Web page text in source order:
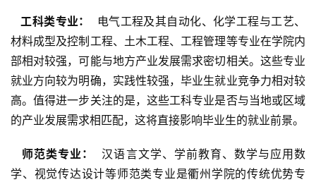
  工科类专业：
电气工程及其自动化、化学工程与工艺、
材料成型及控制工程、土木工程、工程管理等专业在学院内
部相对较强，可能与地方产业发展需求密切相关。这些专业
就业方向较为明确，实践性较强，毕业生就业竞争力相对较
高。值得进一步关注的是，这些工科专业是否与当地或区域
的产业发展需求相匹配，这将直接影响毕业生的就业前景。
  师范类专业：
汉语言文学、学前教育、数学与应用数
学、视觉传达设计等师范类专业是衢州学院的传统优势专